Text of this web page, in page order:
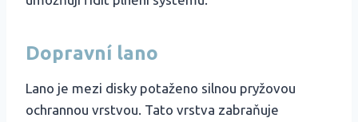
Dopravní lano
Lano je mezi disky potaženo silnou pryžovou
ochrannou vrstvou. Tato vrstva zabraňuje